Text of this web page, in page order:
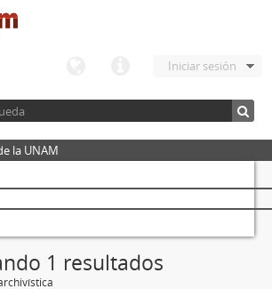
Iniciar sesión
la UNAM
1 resultados